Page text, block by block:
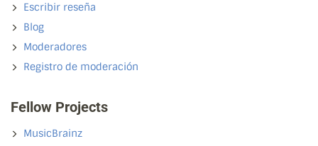
Escribir reseña
Blog
Moderadores
Registro de moderación
Fellow Projects
MusicBrainz